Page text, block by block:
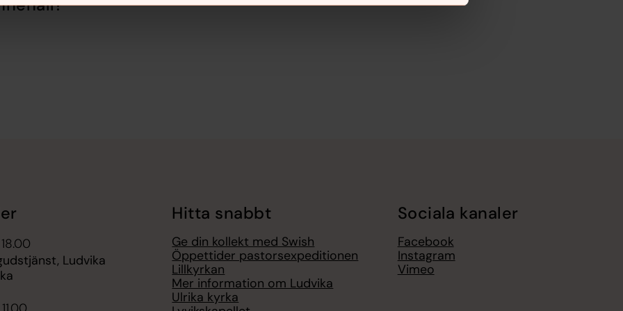
Ludvika
Hitta snabbt
Ge din kollekt med Swish
Öppettider pastorsexpeditionen
Lillkyrkan
Mer information om Ludvika
Ulrika kyrka
Sociala kanaler
Facebook
Instagram
Vimeo